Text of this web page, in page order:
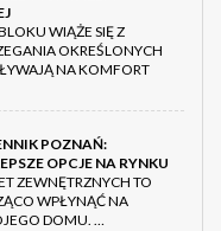
WIĄŻE SIĘ Z
OKREŚLONYCH
NA KOMFORT
POZNAŃ:
OPCJE NA RYNKU
ZEWNĘTRZNYCH TO
WPŁYNĄĆ NA
DOMU. …